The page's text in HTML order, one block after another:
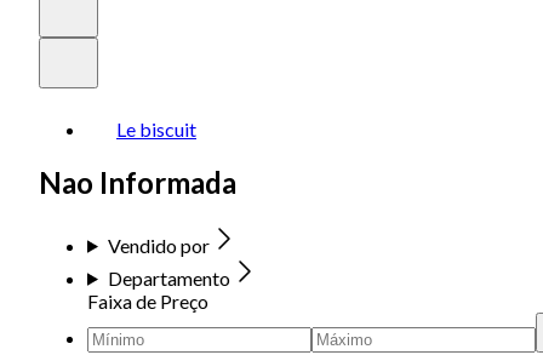
Le biscuit
Nao Informada
Vendido por
Departamento
Faixa de Preço